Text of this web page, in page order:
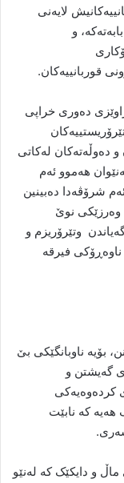
لایەنی
و
قوربانییەکان.
دەوری خراپی
دەوڵەتەکان لەکاتی
هەموو ئەم
شرۆڤەدا دەبینین
وەرزێکی نوێ
وتێرۆریزم و
ناوەڕۆکی فیرقە
بۆیە ناوبانگێکی بێ
گەیشتن و
کردەوەیەکی
هەیە کە نابێت
ماڵ و دایکێک کە لەنێو